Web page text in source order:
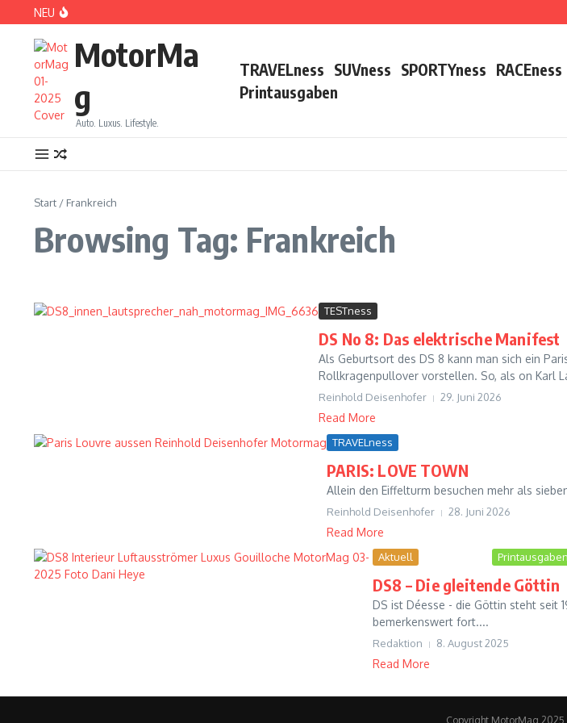
Zum Inhalt springen
NEU
MotorMa
g
Auto. Luxus. Lifestyle.
TRAVELness SUVness SPORTYness RACEness
Printausgaben
Start / Frankreich
Browsing Tag: Frankreich
TESTness
DS No 8: Das elektrische Manifest
Als Geburtsort des DS 8 kann man sich ein
Rollkragenpullover vorstellen. So, als on Karl
Reinhold Deisenhofer 29. Juni 2026
Read More
TRAVELness
PARIS: LOVE TOWN
Allein den Eiffelturm besuchen mehr als
Reinhold Deisenhofer 28. Juni 2026
Read More
Aktuell Printausgaben
DS8 – Die gleitende Göttin
DS ist Déesse - die Göttin steht seit
bemerkenswert fort....
Redaktion 8. August 2025
Read More
Copyright MotorMag 2025